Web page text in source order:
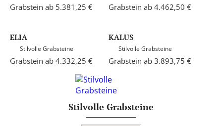
Stilvolle Grabsteine
Grabstein ab 5.381,25 € Grabstein ab 4.462,50 €
ELIA
Stilvolle Grabsteine
Grabstein ab 4.332,25 €
KALUS
Stilvolle Grabsteine
Grabstein ab 3.893,75 €